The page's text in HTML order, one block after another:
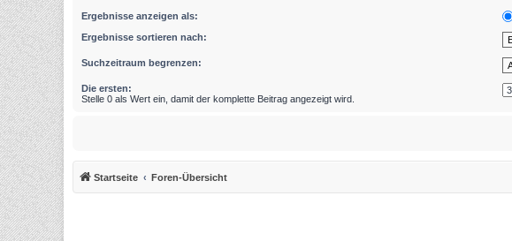
Ergebnisse anzeigen als:
Ergebnisse sortieren nach:
Suchzeitraum begrenzen:
Die ersten:
Stelle 0 als Wert ein, damit der komplette Beitrag angezeigt wird.
Startseite Foren-Übersicht